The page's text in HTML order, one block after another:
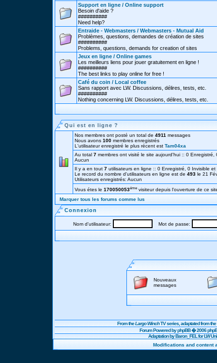
Support en ligne / Online support
Besoin d'aide ?
##########
Need help?
Entraide - Webmasters / Webmasters - Mutual Aid
Problèmes, questions, demandes de création de sites
##########
Problems, questions, demands for creation of sites
Jeux en ligne / Online games
Les meilleurs liens pour jouer gratuitement en ligne !
##########
The best links to play online for free !
Café du coin / Local coffee
Sans rapport avec LW. Discussions, délires, tests, etc.
##########
Nothing concerning LW. Discussions, délires, tests, etc.
Qui est en ligne ?
Nos membres ont posté un total de 4911 messages
Nous avons 100 membres enregistrés
L'utilisateur enregistré le plus récent est Tam04xa
Au total 7 membres ont visité le site aujourd'hui :: 0 Enregistré,
Aucun
Il y a en tout 7 utilisateurs en ligne :: 0 Enregistré, 0 Invisible
Le record du nombre d'utilisateurs en ligne est de 493 le 21
Utilisateurs enregistrés: Aucun
Vous étes le 170050053éme visiteur depuis l'ouverture de ce
Marquer tous les forums comme lus
Connexion
Nom d'utilisateur: Mot de passe:
Nouveaux
messages
From theLargo WinchTV series, adaptated from
Forum Powered byphpBB� 2006
Adaptation by Baron_FEL for LW
Modifications and content